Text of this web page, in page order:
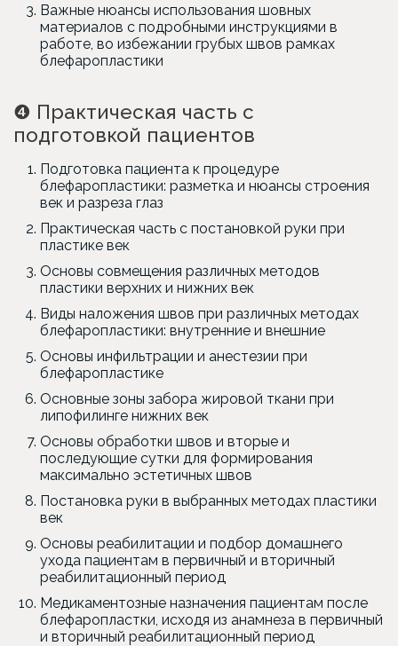
Важные нюансы использования шовных
материалов с подробными инструкциями в
работе, во избежании грубых швов рамках
блефаропластики
❹ Практическая часть с
подготовкой пациентов
Подготовка пациента к процедуре
блефаропластики: разметка и нюансы строения
век и разреза глаз
Практическая часть с постановкой руки при
пластике век
Основы совмещения различных методов
пластики верхних и нижних век
Виды наложения швов при различных методах
блефаропластики: внутренние и внешние
Основы инфильтрации и анестезии при
блефаропластике
Основные зоны забора жировой ткани при
липофилинге нижних век
Основы обработки швов и вторые и
последующие сутки для формирования
максимально эстетичных швов
Постановка руки в выбранных методах пластики
век
Основы реабилитации и подбор домашнего
ухода пациентам в первичный и вторичный
реабилитационный период
Медикаментозные назначения пациентам после
блефаропластки, исходя из анамнеза в первичный
и вторичный реабилитационный период